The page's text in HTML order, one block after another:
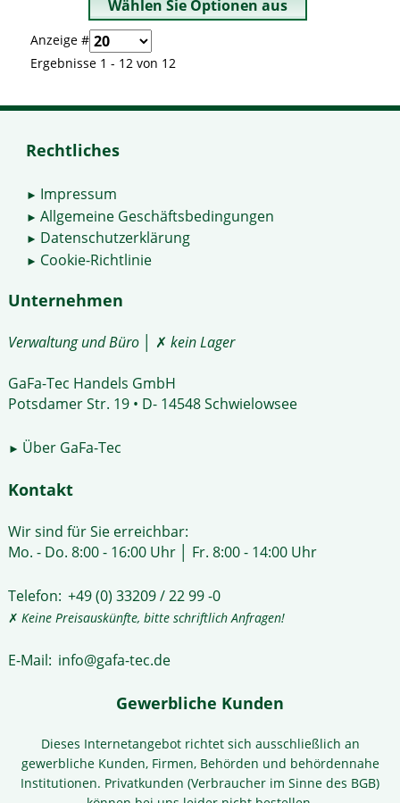
Anzeige #
Ergebnisse 1 - 12 von 12
Rechtliches
► Impressum
► Allgemeine Geschäftsbedingungen
► Datenschutzerklärung
► Cookie-Richtlinie
Unternehmen
Verwaltung und Büro│ ✗ kein Lager
GaFa-Tec Handels GmbH
Potsdamer Str. 19 • D- 14548 Schwielowsee
► Über GaFa-Tec
Kontakt
Wir sind für Sie erreichbar:
Mo. - Do. 8:00 - 16:00 Uhr │ Fr. 8:00 - 14:00 Uhr
Telefon: +49 (0) 33209 / 22 99 -0
✗ Keine Preisauskünfte, bitte schriftlich Anfragen!
E-Mail: info@gafa-tec.de
Gewerbliche Kunden
Dieses Internetangebot richtet sich ausschließlich an
gewerbliche Kunden, Firmen, Behörden und behördennahe
Institutionen. Privatkunden (Verbraucher im Sinne des BGB)